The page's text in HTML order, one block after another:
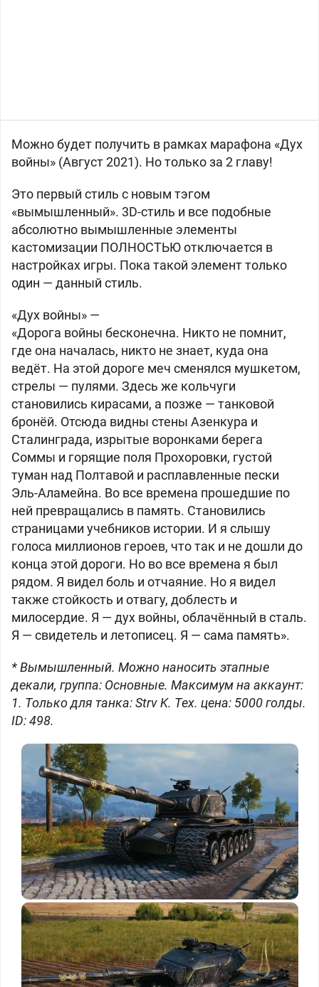
Можно будет получить в рамках марафона «Дух
войны» (Август 2021). Но только за 2 главу!
Это первый стиль с новым тэгом
«вымышленный». 3D-стиль и все подобные
абсолютно вымышленные элементы
кастомизации ПОЛНОСТЬЮ отключается в
настройках игры. Пока такой элемент только
один — данный стиль.
«Дух войны» —
«Дорога войны бесконечна. Никто не помнит,
где она началась, никто не знает, куда она
ведёт. На этой дороге меч сменялся мушкетом,
стрелы — пулями. Здесь же кольчуги
становились кирасами, а позже — танковой
бронёй. Отсюда видны стены Азенкура и
Сталинграда, изрытые воронками берега
Соммы и горящие поля Прохоровки, густой
туман над Полтавой и расплавленные пески
Эль-Аламейна. Во все времена прошедшие по
ней превращались в память. Становились
страницами учебников истории. И я слышу
голоса миллионов героев, что так и не дошли до
конца этой дороги. Но во все времена я был
рядом. Я видел боль и отчаяние. Но я видел
также стойкость и отвагу, доблесть и
милосердие. Я — дух войны, облачённый в сталь.
Я — свидетель и летописец. Я — сама память».
* Вымышленный. Можно наносить этапные
декали, группа: Основные. Максимум на аккаунт:
1. Только для танка: Strv K. Тех. цена: 5000 голды.
ID: 498.